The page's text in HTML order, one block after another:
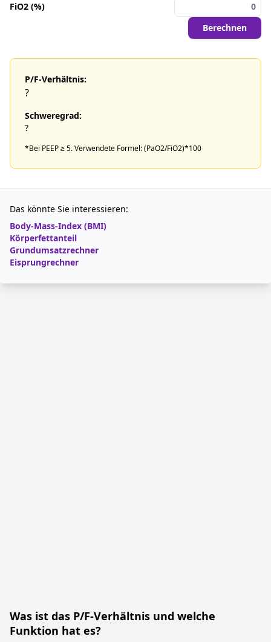
FiO2 (%)
Berechnen
P/F-Verhältnis:
?
Schweregrad:
?
*Bei PEEP ≥ 5. Verwendete Formel: (PaO2/FiO2)*100
Das könnte Sie interessieren:
Body-Mass-Index (BMI)
Körperfettanteil
Grundumsatzrechner
Eisprungrechner
Was ist das P/F-Verhältnis und welche
Funktion hat es?